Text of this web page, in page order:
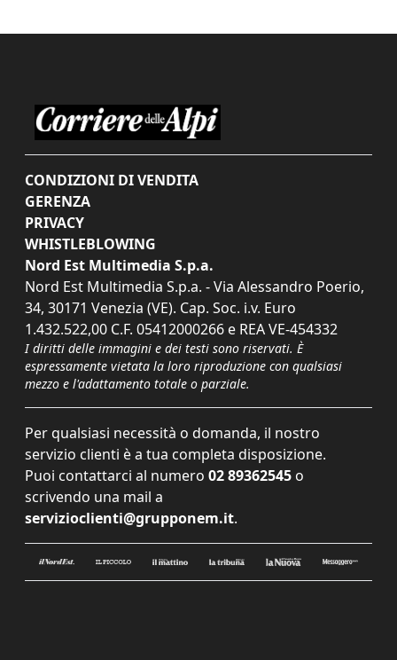
CONDIZIONI DI VENDITA
GERENZA
PRIVACY
WHISTLEBLOWING
Nord Est Multimedia S.p.a.
Nord Est Multimedia S.p.a. - Via Alessandro Poerio,
34, 30171 Venezia (VE). Cap. Soc. i.v. Euro
1.432.522,00 C.F. 05412000266 e REA VE-454332
I diritti delle immagini e dei testi sono riservati. È
espressamente vietata la loro riproduzione con qualsiasi
mezzo e l'adattamento totale o parziale.
Per qualsiasi necessità o domanda, il nostro
servizio clienti è a tua completa disposizione.
Puoi contattarci al numero 02 89362545 o
scrivendo una mail a
servizioclienti@grupponem.it.